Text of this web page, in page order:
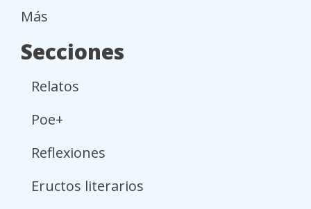
Más
Secciones
Relatos
Poe+
Reflexiones
Eructos literarios